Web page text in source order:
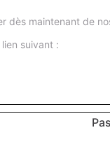
dès maintenant de
suivant :